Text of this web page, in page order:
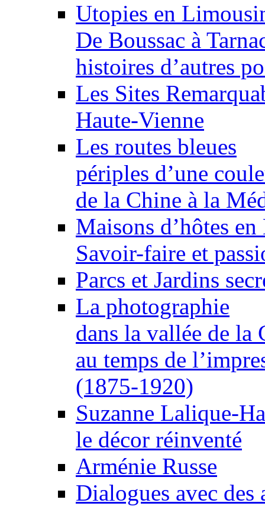
Utopies en
De Boussac à
histoires d’autres
Les Sites
Haute-Vienne
Les routes bleues
périples d’une
de la Chine à la
Maisons d’hôtes
Savoir-faire et
Parcs et Jardins
La photographie
dans la vallée de la
au temps de
(1875-1920)
Suzanne Lalique-
le décor réinventé
Arménie Russe
Dialogues avec des